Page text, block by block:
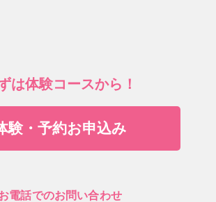
は体験コースから！
験・予約お申込み
電話でのお問い合わせ